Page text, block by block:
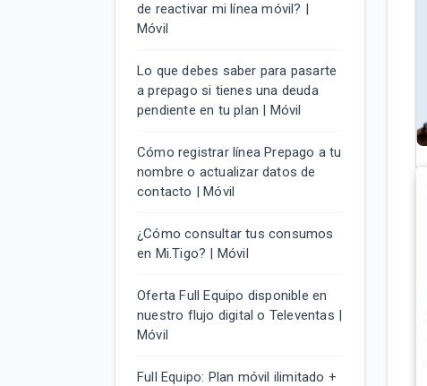
de reactivar mi línea móvil? |
Móvil
Lo que debes saber para pasarte
a prepago si tienes una deuda
pendiente en tu plan | Móvil
Cómo registrar línea Prepago a tu
nombre o actualizar datos de
contacto | Móvil
¿Cómo consultar tus consumos
en Mi.Tigo? | Móvil
Oferta Full Equipo disponible en
nuestro flujo digital o Televentas |
Móvil
Full Equipo: Plan móvil ilimitado +